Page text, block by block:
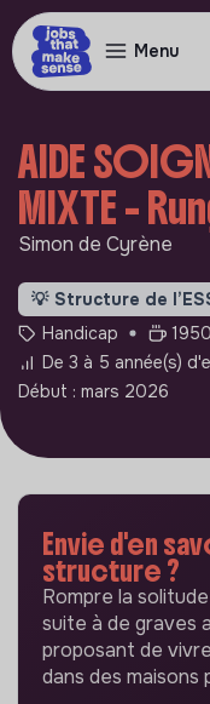
Menu
AIDE
MIXTE -
Simon de Cyrène
💡 Structure de
Handicap
De 3 à 5 année(s)
Début : mars 2026
Envie d'en
structure ?
Rompre la
suite à de graves
proposant de
dans des maisons